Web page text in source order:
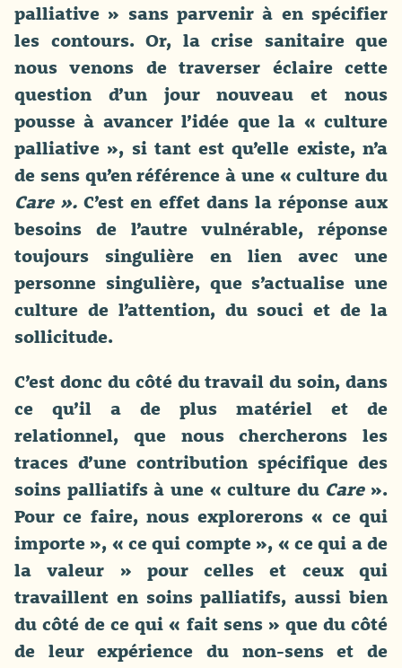
palliative » sans parvenir à en spécifier
les contours. Or, la crise sanitaire que
nous venons de traverser éclaire cette
question d’un jour nouveau et nous
pousse à avancer l’idée que la « culture
palliative », si tant est qu’elle existe, n’a
de sens qu’en référence à une « culture du
Care ».C’est en effet dans la réponse aux
besoins de l’autre vulnérable, réponse
toujours singulière en lien avec une
personne singulière, que s’actualise une
culture de l’attention, du souci et de la
sollicitude.
C’est donc du côté du travail du soin, dans
ce qu’il a de plus matériel et de
relationnel, que nous chercherons les
traces d’une contribution spécifique des
soins palliatifs à une « culture du Care».
Pour ce faire, nous explorerons « ce qui
importe », « ce qui compte », « ce qui a de
la valeur » pour celles et ceux qui
travaillent en soins palliatifs, aussi bien
du côté de ce qui « fait sens » que du côté
de leur expérience du non-sens et de